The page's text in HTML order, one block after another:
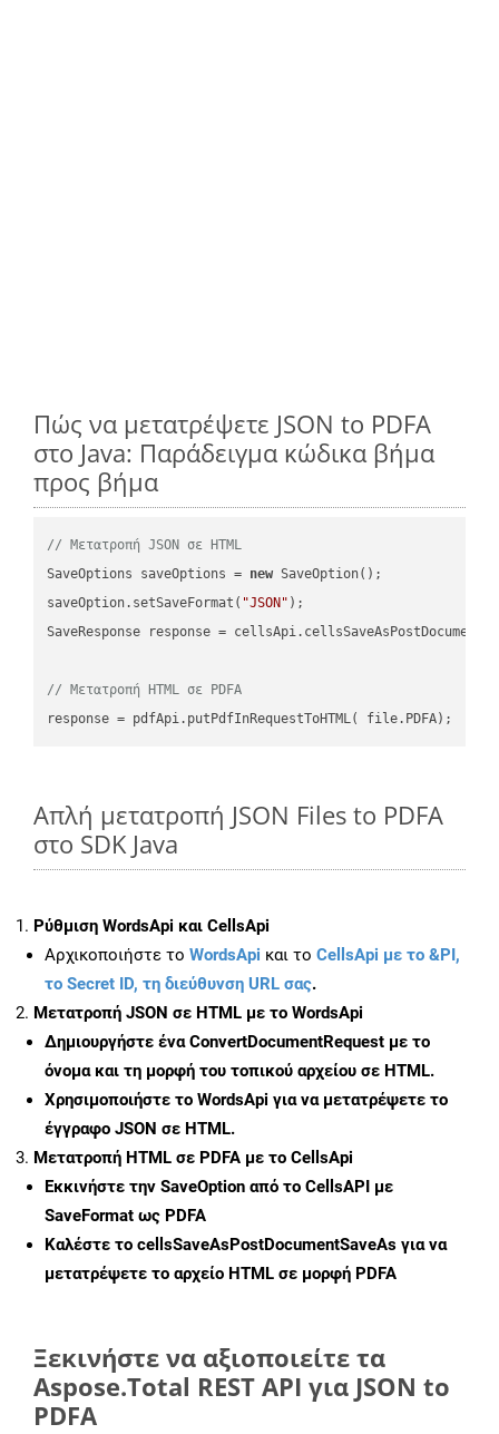
Πώς να μετατρέψετε JSON to PDFA
στο Java: Παράδειγμα κώδικα βήμα
προς βήμα
// Μετατροπή JSON σε HTML
SaveOptions saveOptions = new SaveOption();
saveOption.setSaveFormat( "JSON" );
SaveResponse response =
// Μετατροπή HTML σε PDFA
Απλή μετατροπή JSON Files to PDFA
στο SDK Java
Ρύθμιση WordsApi και CellsApi
Αρχικοποιήστε το WordsApi και το CellsApi με το &PI,
το Secret ID, τη διεύθυνση URL σας.
Μετατροπή JSON σε HTML με το WordsApi
Δημιουργήστε έναConvertDocumentRequest με το
όνομα και τη μορφή του τοπικού αρχείου σε HTML.
Χρησιμοποιήστε το WordsApi για να μετατρέψετε το
έγγραφο JSON σε HTML.
Μετατροπή HTML σε PDFA με το CellsApi
Εκκινήστε την SaveOption από το CellsAPI με
SaveFormat ως PDFA
Καλέστε το cellsSaveAsPostDocumentSaveAs για να
μετατρέψετε το αρχείο HTML σε μορφή PDFA
Ξεκινήστε να αξιοποιείτε τα
Aspose.Total REST API για JSON to
PDFA